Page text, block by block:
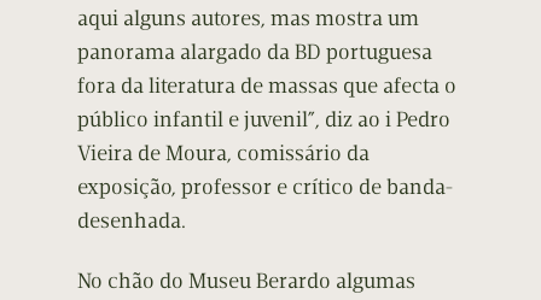
aqui alguns autores, mas mostra um
panorama alargado da BD portuguesa
fora da literatura de massas que afecta o
público infantil e juvenil”, diz ao i Pedro
Vieira de Moura, comissário da
exposição, professor e crítico de banda-
desenhada.
No chão do Museu Berardo algumas